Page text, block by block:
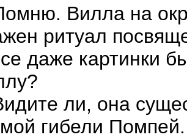
Вилла на
ритуал
даже картинки
ли, она
гибели Помпей.